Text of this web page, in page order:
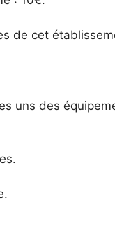
de cet
uns des